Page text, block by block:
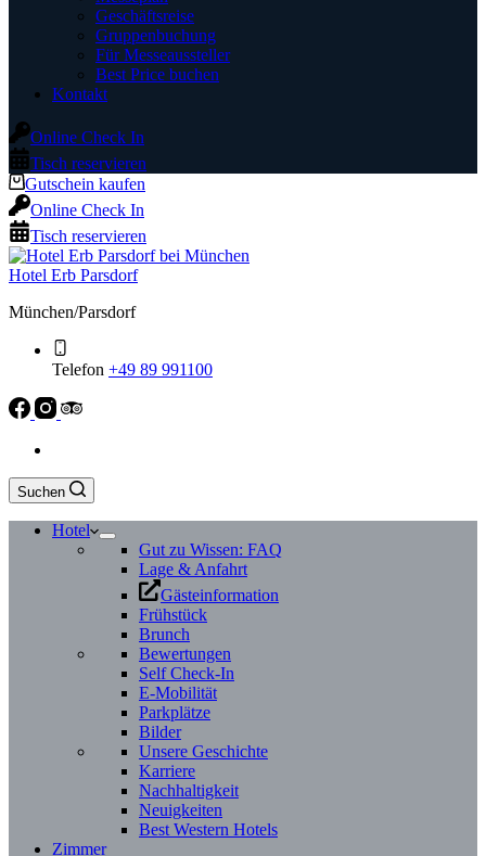
Geschäftsreise
Gruppenbuchung
Für Messeaussteller
Best Price buchen
Kontakt
Online Check In
Tisch reservieren
Gutschein kaufen
Online Check In
Tisch reservieren
Hotel Erb Parsdorf
München/Parsdorf
Telefon +49 89 991100
Suchen
Hotel
Gut zu Wissen: FAQ
Lage & Anfahrt
Gästeinformation
Frühstück
Brunch
Bewertungen
Self Check-In
E-Mobilität
Parkplätze
Bilder
Unsere Geschichte
Karriere
Nachhaltigkeit
Neuigkeiten
Best Western Hotels
Zimmer